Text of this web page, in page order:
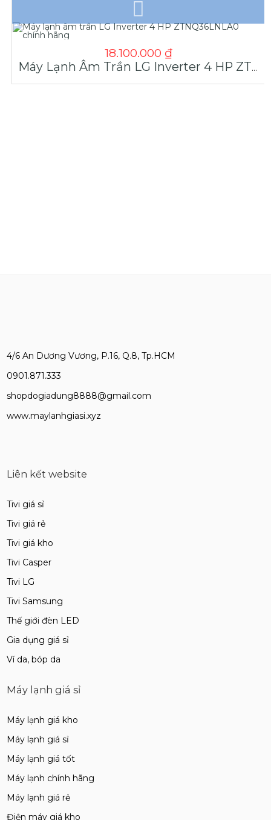
18.100.000 ₫
Máy Lạnh Âm Trần LG Inverter 4 HP ZTNQ36LNLA0 Chính Hãng
4/6 An Dương Vương, P.16, Q.8, Tp.HCM
0901.871.333
shopdogiadung8888@gmail.com
www.maylanhgiasi.xyz
Liên kết website
Tivi giá sỉ
Tivi giá rẻ
Tivi giá kho
Tivi Casper
Tivi LG
Tivi Samsung
Thế giới đèn LED
Gia dụng giá sỉ
Ví da, bóp da
Máy lạnh giá sỉ
Máy lạnh giá kho
Máy lạnh giá sỉ
Máy lạnh giá tốt
Máy lạnh chính hãng
Máy lạnh giá rẻ
Điện máy giá kho